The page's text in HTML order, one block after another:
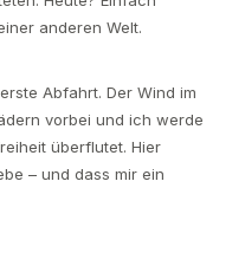
anderen Welt.
Abfahrt. Der Wind im
vorbei und ich werde
überflutet. Hier
– und dass mir ein